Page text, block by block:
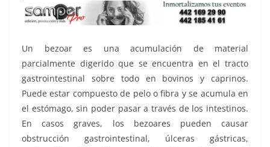
Un bezoar es una acumulación de material
parcialmente digerido que se encuentra en el tracto
gastrointestinal sobre todo en bovinos y caprinos.
Puede estar compuesto de pelo o fibra y se acumula en
el estómago, sin poder pasar a través de los intestinos.
En casos graves, los bezoares pueden causar
obstrucción gastrointestinal, úlceras gástricas,